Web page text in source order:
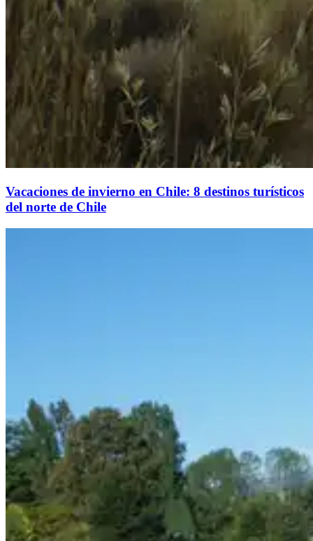
Vacaciones de invierno en Chile: 8 destinos turísticos
del norte de Chile